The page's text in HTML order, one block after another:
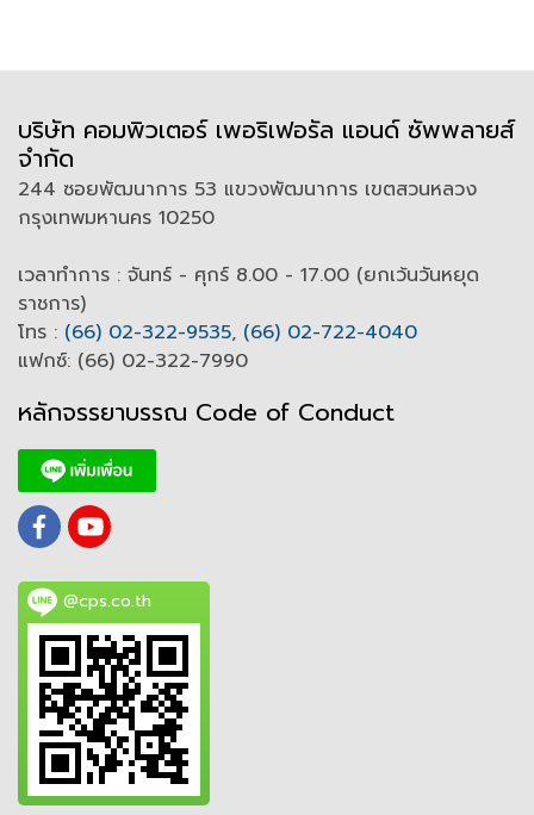
บริษัท คอมพิวเตอร์ เพอริเฟอรัล แอนด์ ซัพพลายส์
จำกัด
244 ซอยพัฒนาการ 53 แขวงพัฒนาการ เขตสวนหลวง
กรุงเทพมหานคร 10250
เวลาทำการ : จันทร์ - ศุกร์ 8.00 - 17.00 (ยกเว้นวันหยุด
ราชการ)
โทร : (66) 02-322-9535, (66) 02-722-4040
แฟกซ์: (66) 02-322-7990
หลักจรรยาบรรณ Code of Conduct
@cps.co.th